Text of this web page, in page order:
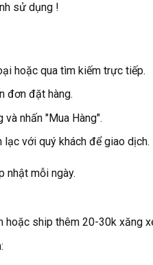
sử dụng !
hoặc qua tìm kiếm trực tiếp.
đơn đặt hàng.
nhấn "Mua Hàng".
lạc với quý khách để giao dịch.
nhật mỗi ngày.
hoặc ship thêm 20-30k xăng